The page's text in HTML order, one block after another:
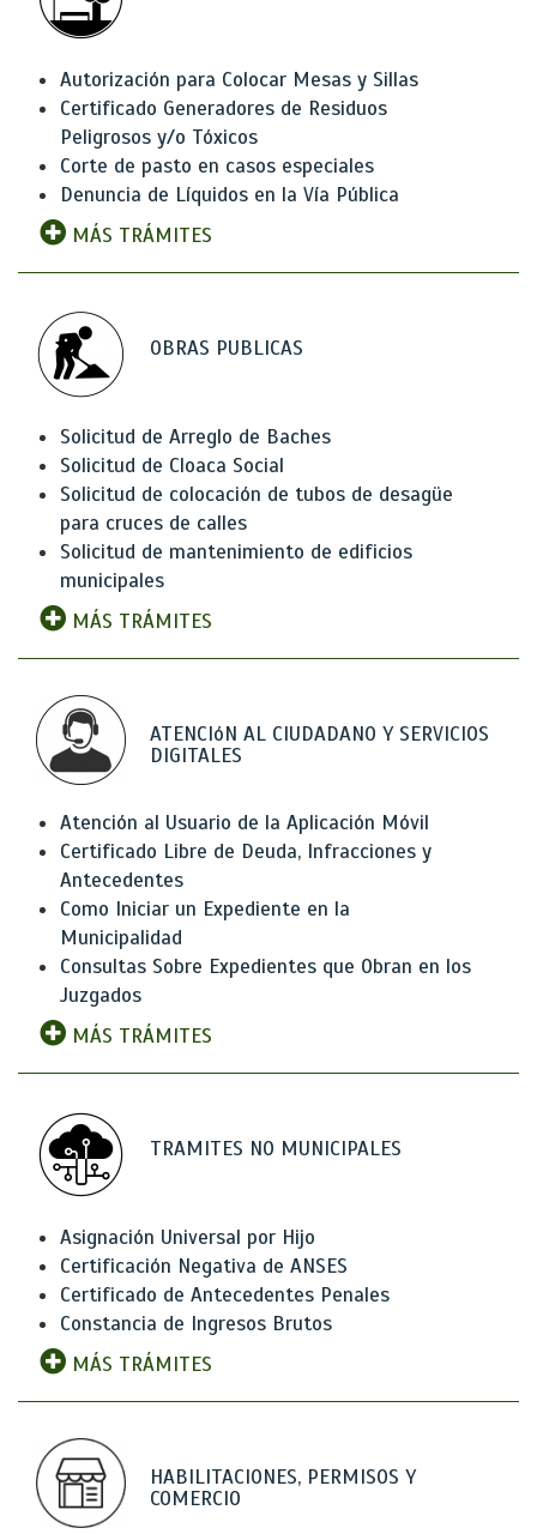
Autorización para Colocar Mesas y Sillas
Certificado Generadores de Residuos
Peligrosos y/o Tóxicos
Corte de pasto en casos especiales
Denuncia de Líquidos en la Vía Pública
MÁS TRÁMITES
OBRAS PUBLICAS
Solicitud de Arreglo de Baches
Solicitud de Cloaca Social
Solicitud de colocación de tubos de desagüe
para cruces de calles
Solicitud de mantenimiento de edificios
municipales
MÁS TRÁMITES
ATENCIóN AL CIUDADANO Y SERVICIOS
DIGITALES
Atención al Usuario de la Aplicación Móvil
Certificado Libre de Deuda, Infracciones y
Antecedentes
Como Iniciar un Expediente en la
Municipalidad
Consultas Sobre Expedientes que Obran en los
Juzgados
MÁS TRÁMITES
TRAMITES NO MUNICIPALES
Asignación Universal por Hijo
Certificación Negativa de ANSES
Certificado de Antecedentes Penales
Constancia de Ingresos Brutos
MÁS TRÁMITES
HABILITACIONES, PERMISOS Y
COMERCIO